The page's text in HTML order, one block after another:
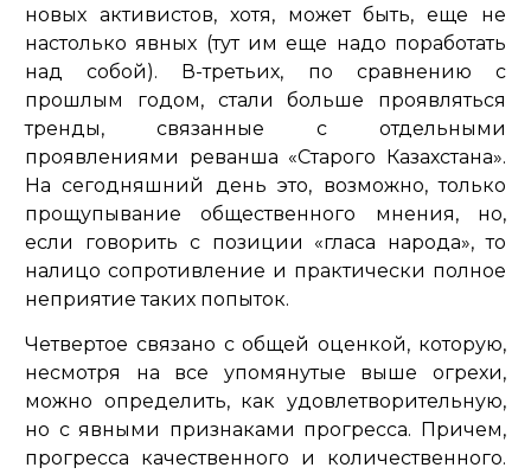
новых активистов, хотя, может быть, еще не
настолько явных (тут им еще надо поработать
над собой). В-третьих, по сравнению с
прошлым годом, стали больше проявляться
тренды, связанные с отдельными
проявлениями реванша «Старого Казахстана».
На сегодняшний день это, возможно, только
прощупывание общественного мнения, но,
если говорить с позиции «гласа народа», то
налицо сопротивление и практически полное
неприятие таких попыток.
Четвертое связано с общей оценкой, которую,
несмотря на все упомянутые выше огрехи,
можно определить, как удовлетворительную,
но с явными признаками прогресса. Причем,
прогресса качественного и количественного.